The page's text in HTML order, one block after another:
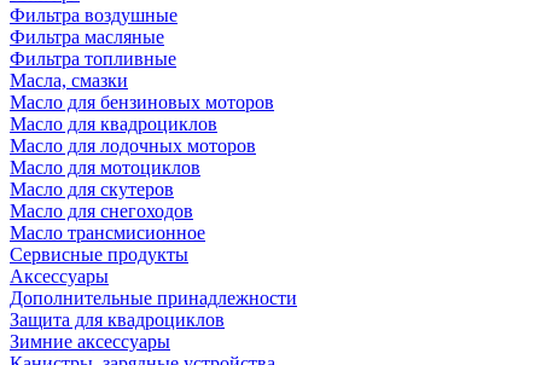
Фильтра воздушные
Фильтра масляные
Фильтра топливные
Масла, смазки
Масло для бензиновых моторов
Масло для квадроциклов
Масло для лодочных моторов
Масло для мотоциклов
Масло для скутеров
Масло для снегоходов
Масло трансмисионное
Сервисные продукты
Аксессуары
Дополнительные принадлежности
Защита для квадроциклов
Зимние аксессуары